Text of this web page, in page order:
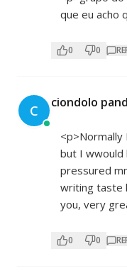
que eu acho
0 0
C ciondolo
but I
pressured
writing taste
you, very
0 0